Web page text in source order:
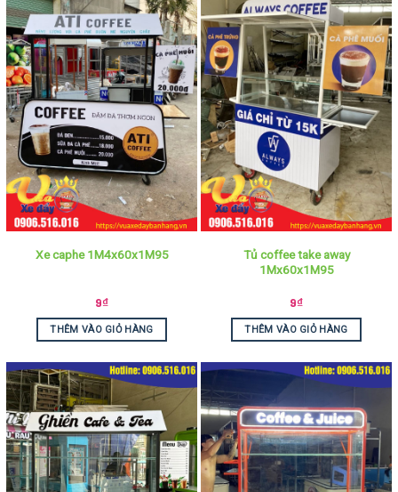
Xe caphe 1M4x60x1M95
9₫
THÊM VÀO GIỎ HÀNG
Tủ coffee take away
1Mx60x1M95
9₫
THÊM VÀO GIỎ HÀNG